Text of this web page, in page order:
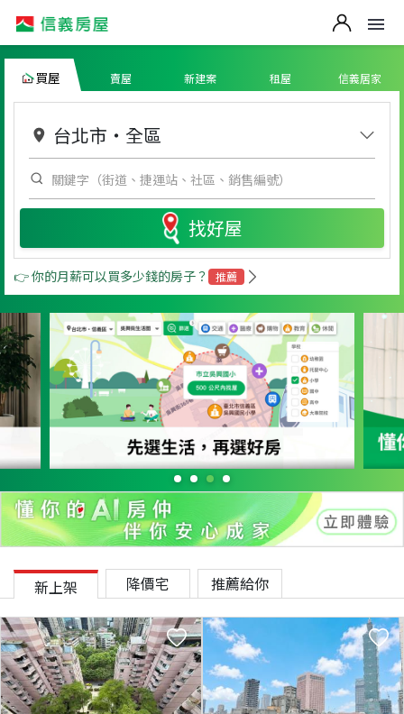
買屋 賣屋 新建案 租屋 信義居家
台北市 ・ 全區
找好屋
👉 你的月薪可以買多少錢的房子？ 推薦
新上架 降價宅 推薦給你